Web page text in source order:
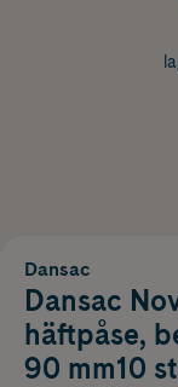
Dansac
Dansac
häftpåse,
90 mm10